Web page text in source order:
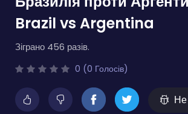
Brazil vs Argentina
Зіграно 456 разів.
0 (0 Голосів)